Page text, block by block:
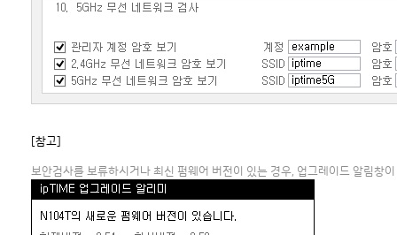
[참고]
보안검사를 보류하시거나 최신 펌웨어 버전이 있는 경우, 업그레이드 알림창